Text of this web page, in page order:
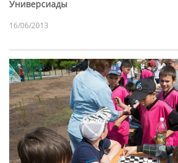
Универсиады
16/06/2013